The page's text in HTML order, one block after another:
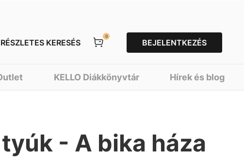
RÉSZLETES KERESÉS
0
BEJELENTKEZÉS
KELLO Diákkönyvtár Hírek és blog
- A bika háza